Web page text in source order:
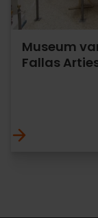
Museum
Fallas